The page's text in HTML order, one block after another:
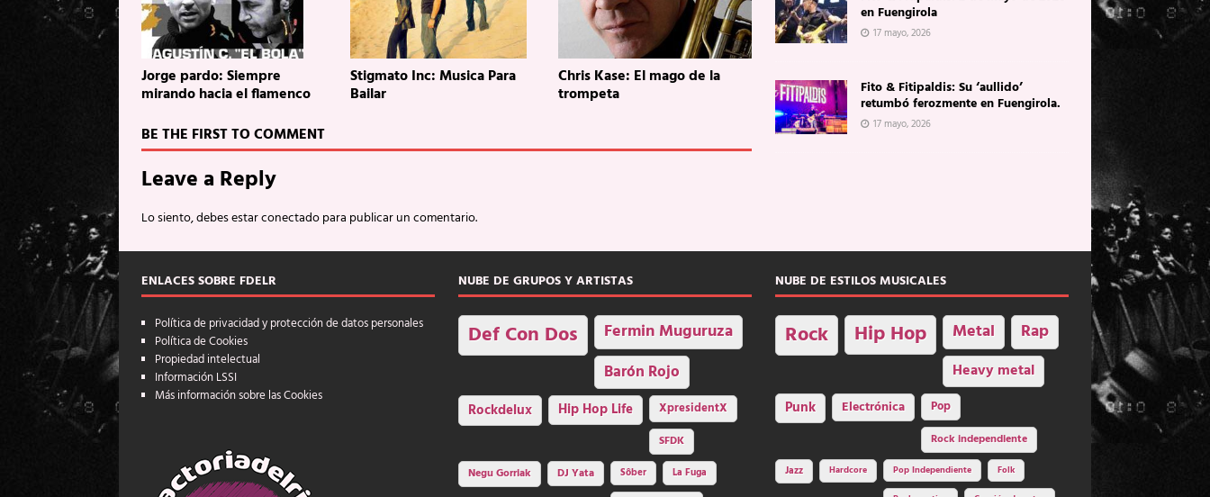
Jorge pardo: Siempre
mirando hacia el flamenco
Stigmato Inc: Musica Para
Bailar
Chris Kase: El mago de la
trompeta
BE THE FIRST TO COMMENT
Leave a Reply
Lo siento, debes estarconectadopara publicar un comentario.
en Fuengirola
17 mayo, 2026
Fito & Fitipaldis: Su ‘aullido’
retumbó ferozmente en Fuengirola.
17 mayo, 2026
ENLACES SOBRE FDELR
Política de privacidad y protección de datos personales
Política de Cookies
Propiedad intelectual
Información LSSI
Más información sobre las Cookies
NUBE DE GRUPOS Y ARTISTAS
Def Con Dos Fermin Muguruza
Barón Rojo
Rockdelux Hip Hop Life
XpresidentX
SFDK
Negu Gorriak
DJ Yata Sôber
La Fuga
NUBE DE ESTILOS MUSICALES
Rock Hip Hop Metal Rap
Heavy metal
Punk Electrónica
Pop
Rock independiente
Jazz Hardcore Pop Independiente Folk